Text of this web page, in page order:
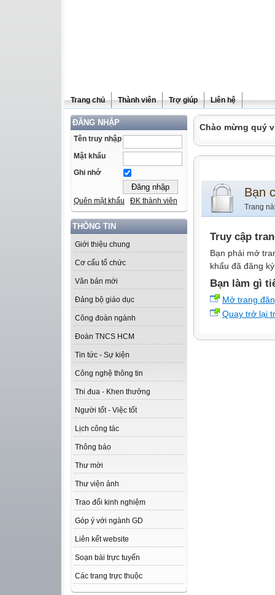
Trang chủ Thành viên Trợ giúp Liên hệ
ĐĂNG NHẬP
Tên truy nhập
Mật khẩu
Ghi nhớ
Quên mật khẩu ĐK thành viên
THÔNG TIN
Giới thiệu chung
Cơ cấu tổ chức
Văn bản mới
Đảng bộ giáo dục
Công đoàn ngành
Đoàn TNCS HCM
Tin tức - Sự kiện
Công nghệ thông tin
Thi đua - Khen thưởng
Người tốt - Việc tốt
Lịch công tác
Thông báo
Thư mời
Thư viện ảnh
Trao đổi kinh nghiệm
Góp ý với ngành GD
Liên kết website
Soạn bài trực tuyến
Các trang trực thuộc
Chào mừng quý
Bạn
Trang
Truy cập
Bạn phải mở
khẩu đã đăng
Bạn làm gì
Mở trang
Quay trở lại